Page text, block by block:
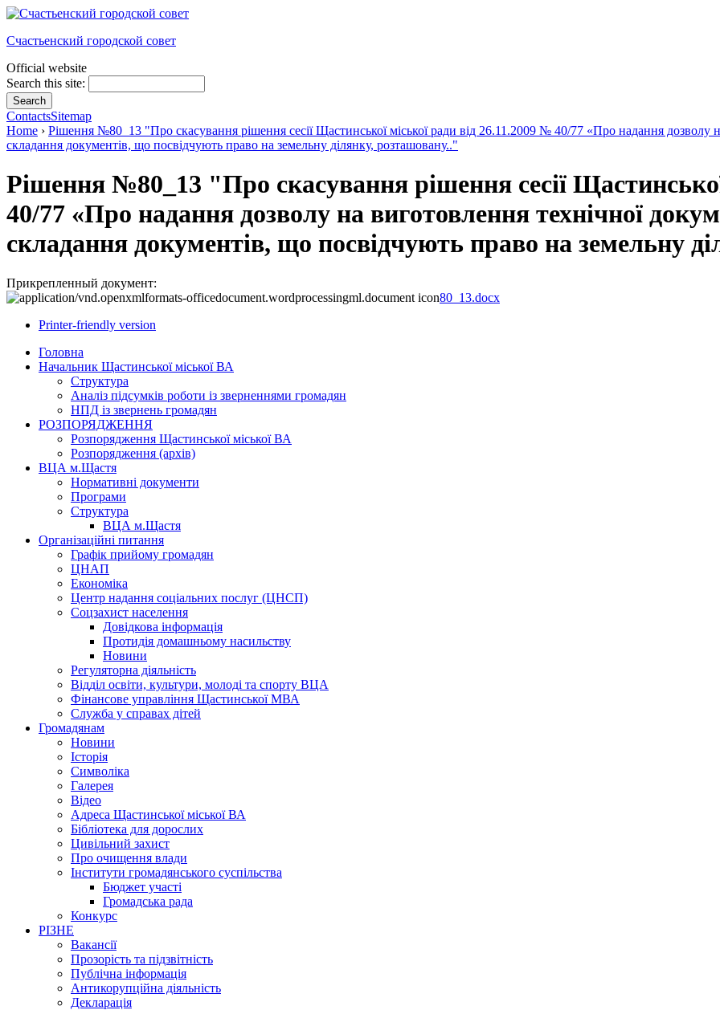
Счастьенский городской совет
Official website
Search this site:
ContactsSitemap
Home › Рішення №80_13 "Про скасування рішення сесії Щастинської міської ради від 26.11.2009 № 40/77 «Про надання дозволу
складання документів, що посвідчують право на земельну ділянку, розташовану.."
Рішення №80_13 "Про скасування рішення сесії
40/77 «Про надання дозволу на виготовлення технічної
складання документів, що посвідчують право на земельну
Прикрепленный документ:
80_13.docx
Printer-friendly version
Головна
Начальник Щастинської міської ВА
Структура
Аналіз підсумків роботи із зверненнями громадян
НПД із звернень громадян
РОЗПОРЯДЖЕННЯ
Розпорядження Щастинської міської ВА
Розпорядження (архів)
ВЦА м.Щастя
Нормативні документи
Програми
Структура
ВЦА м.Щастя
Організаційні питання
Графік прийому громадян
ЦНАП
Економіка
Центр надання соціальних послуг (ЦНСП)
Соцзахист населення
Довідкова інформація
Протидія домашньому насильству
Новини
Регуляторна діяльність
Відділ освіти, культури, молоді та спорту ВЦА
Фінансове управління Щастинської МВА
Служба у справах дітей
Громадянам
Новини
Історія
Символіка
Галерея
Відео
Адреса Щастинської міської ВА
Бібліотека для дорослих
Цивільний захист
Про очищення влади
Інститути громадянського суспільства
Бюджет участі
Громадська рада
Конкурс
РІЗНЕ
Вакансії
Прозорість та підзвітність
Публічна інформація
Антикорупційна діяльність
Декларація